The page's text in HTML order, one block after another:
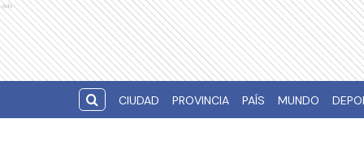
Ads
CIUDAD PROVINCIA PAÍS MUNDO